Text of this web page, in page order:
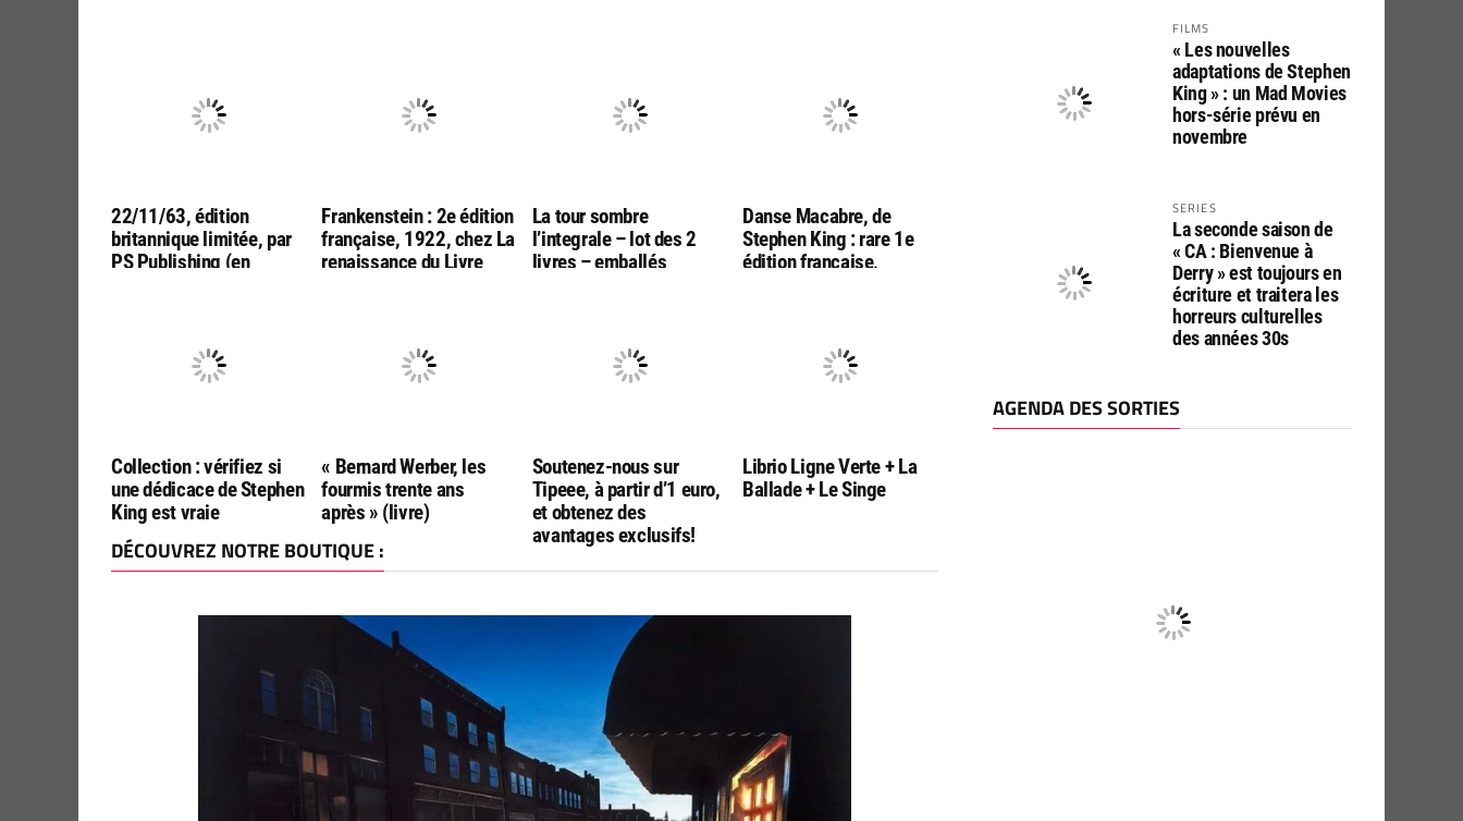
22/11/63, édition
britannique limitée, par
PS Publishing (en
Frankenstein : 2e édition
française, 1922, chez La
renaissance du Livre
La tour sombre
l’integrale – lot des 2
livres – emballés
Danse Macabre, de
Stephen King : rare 1e
édition française,
Collection : vérifiez si
une dédicace de Stephen
King est vraie
« Bernard Werber, les
fourmis trente ans
après » (livre)
Soutenez-nous sur
Tipeee, à partir d’1 euro,
et obtenez des
avantages exclusifs!
Librio Ligne Verte + La
Ballade + Le Singe
DÉCOUVREZ NOTRE BOUTIQUE :
FILMS
« Les nouvelles
adaptations de Stephen
King » : un Mad Movies
hors-série prévu en
novembre
SERIES
La seconde saison de
« CA : Bienvenue à
Derry » est toujours en
écriture et traitera les
horreurs culturelles
des années 30s
AGENDA DES SORTIES